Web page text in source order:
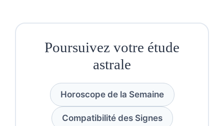
Poursuivez votre étude
astrale
Horoscope de la Semaine
Compatibilité des Signes